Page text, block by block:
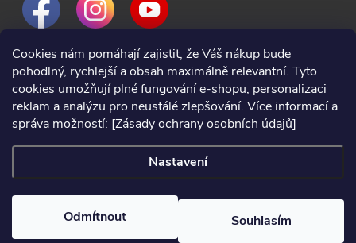
Cookies nám pomáhají zajistit, že Váš nákup bude
pohodlný, rychlejší a obsah maximálně relevantní. Tyto
cookies umožňují plné fungování e-shopu, personalizaci
reklam a analýzu pro neustálé zlepšování. Více informací a
správa možností: [Zásady ochrany osobních údajů]
Nastavení
Odmítnout Souhlasím
2024 © Nářadí Praha, všechna práva vyhrazena